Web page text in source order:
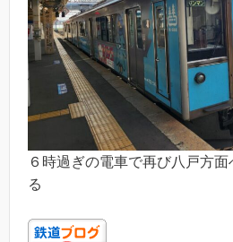
６時過ぎの電車で再び八戸方
る